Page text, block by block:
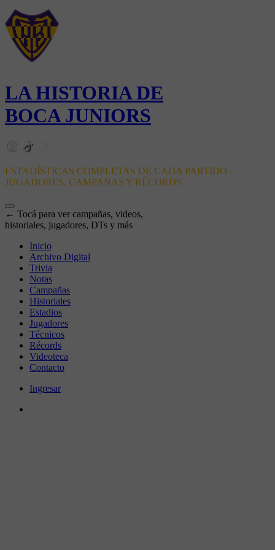
LA HISTORIA DE
BOCA JUNIORS
ESTADÍSTICAS COMPLETAS DE CADA PARTIDO -
JUGADORES, CAMPAÑAS Y RÉCORDS
← Tocá para ver campañas, videos,
historiales, jugadores, DTs y más
Inicio
Archivo Digital
Trivia
Notas
Campañas
Historiales
Estadios
Jugadores
Técnicos
Récords
Videoteca
Contacto
Ingresar